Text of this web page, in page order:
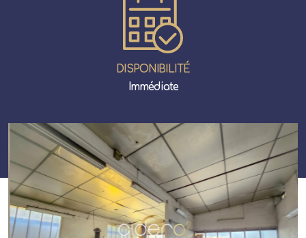
DISPONIBILITÉ
Immédiate